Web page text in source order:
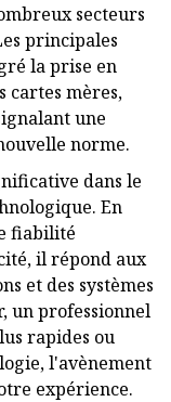
secteurs
principales
la prise en
cartes mères,
une
norme.
dans le
En
fiabilité
il répond aux
et des systèmes
un professionnel
rapides ou
l'avènement
expérience.